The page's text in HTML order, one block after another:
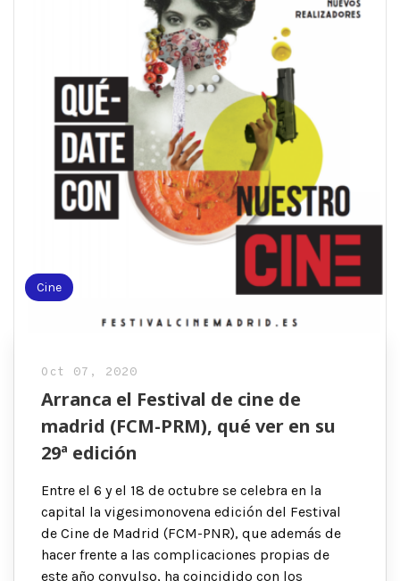
Cine
Oct 07, 2020
Arranca el Festival de cine de
madrid (FCM-PRM), qué ver en su
29ª edición
Entre el 6 y el 18 de octubre se celebra en la
capital la vigesimonovena edición del Festival
de Cine de Madrid (FCM-PNR), que además de
hacer frente a las complicaciones propias de
este año convulso, ha coincidido con los